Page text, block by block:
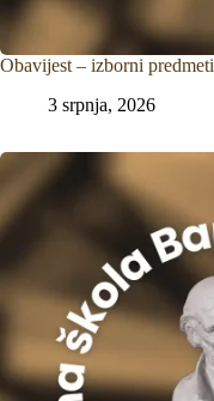
Obavijest – izborni predmeti
3 srpnja, 2026